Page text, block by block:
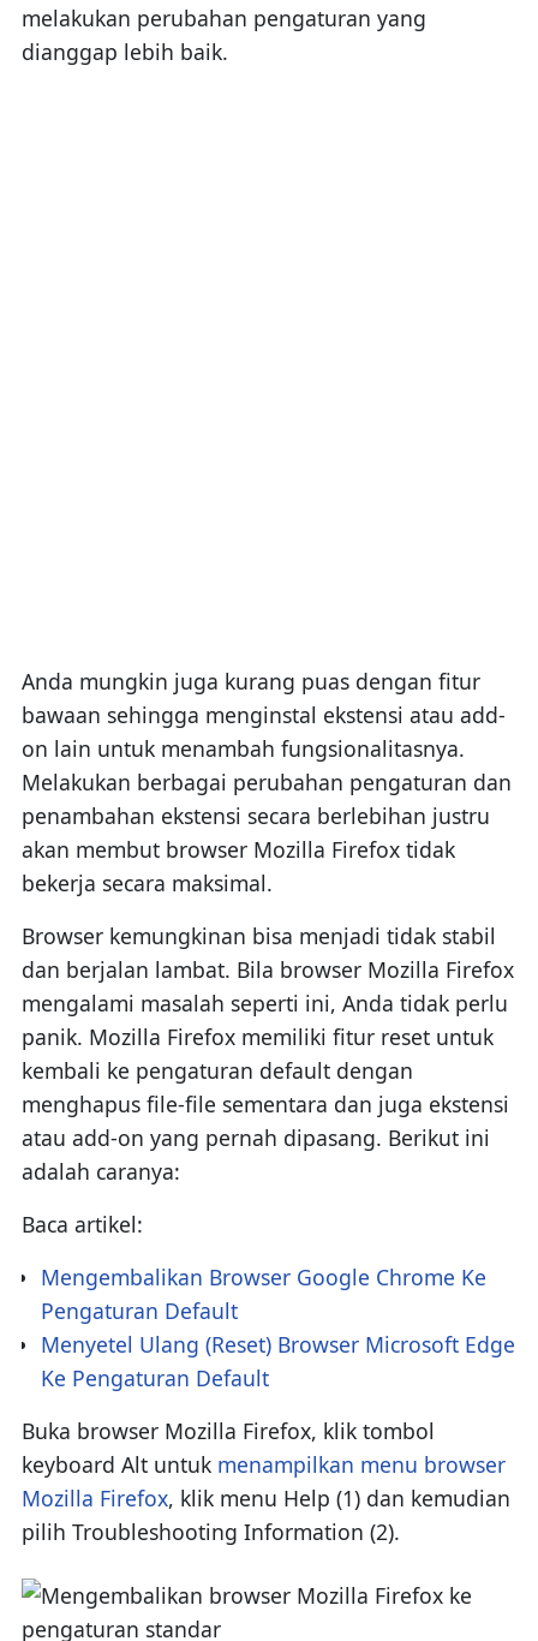
melakukan perubahan pengaturan yang
dianggap lebih baik.
Anda mungkin juga kurang puas dengan fitur
bawaan sehingga menginstal ekstensi atau add-
on lain untuk menambah fungsionalitasnya.
Melakukan berbagai perubahan pengaturan dan
penambahan ekstensi secara berlebihan justru
akan membut browser Mozilla Firefox tidak
bekerja secara maksimal.
Browser kemungkinan bisa menjadi tidak stabil
dan berjalan lambat. Bila browser Mozilla Firefox
mengalami masalah seperti ini, Anda tidak perlu
panik. Mozilla Firefox memiliki fitur reset untuk
kembali ke pengaturan default dengan
menghapus file-file sementara dan juga ekstensi
atau add-on yang pernah dipasang. Berikut ini
adalah caranya:
Baca artikel:
Mengembalikan Browser Google Chrome Ke
Pengaturan Default
Menyetel Ulang (Reset) Browser Microsoft Edge
Ke Pengaturan Default
Buka browser Mozilla Firefox, klik tombol
keyboard Alt untuk menampilkan menu browser
Mozilla Firefox, klik menu Help (1) dan kemudian
pilih Troubleshooting Information (2).